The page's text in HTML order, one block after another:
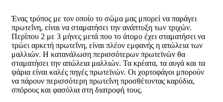
Ένας τρόπος με τον οποίο το σώμα μας μπορεί να παράγει
πρωτεΐνη, είναι να σταματήσει την ανάπτυξη των τριχών.
Περίπου 2 με 3 μήνες μετά που το άτομο έχει σταματήσει να
τρώει αρκετή πρωτεΐνη, είναι πλέον εμφανής η απώλεια των
μαλλιών. Η κατανάλωση περισσότερων πρωτεϊνών θα
σταματήσει την απώλεια μαλλιών. Τα κρέατα, τα αυγά και τα
ψάρια είναι καλές πηγές πρωτεϊνών. Οι χορτοφάγοι μπορούν
να πάρουν περισσότερη πρωτεΐνη προσθέτοντας καρύδια,
σπόρους και φασόλια στη διατροφή τους.